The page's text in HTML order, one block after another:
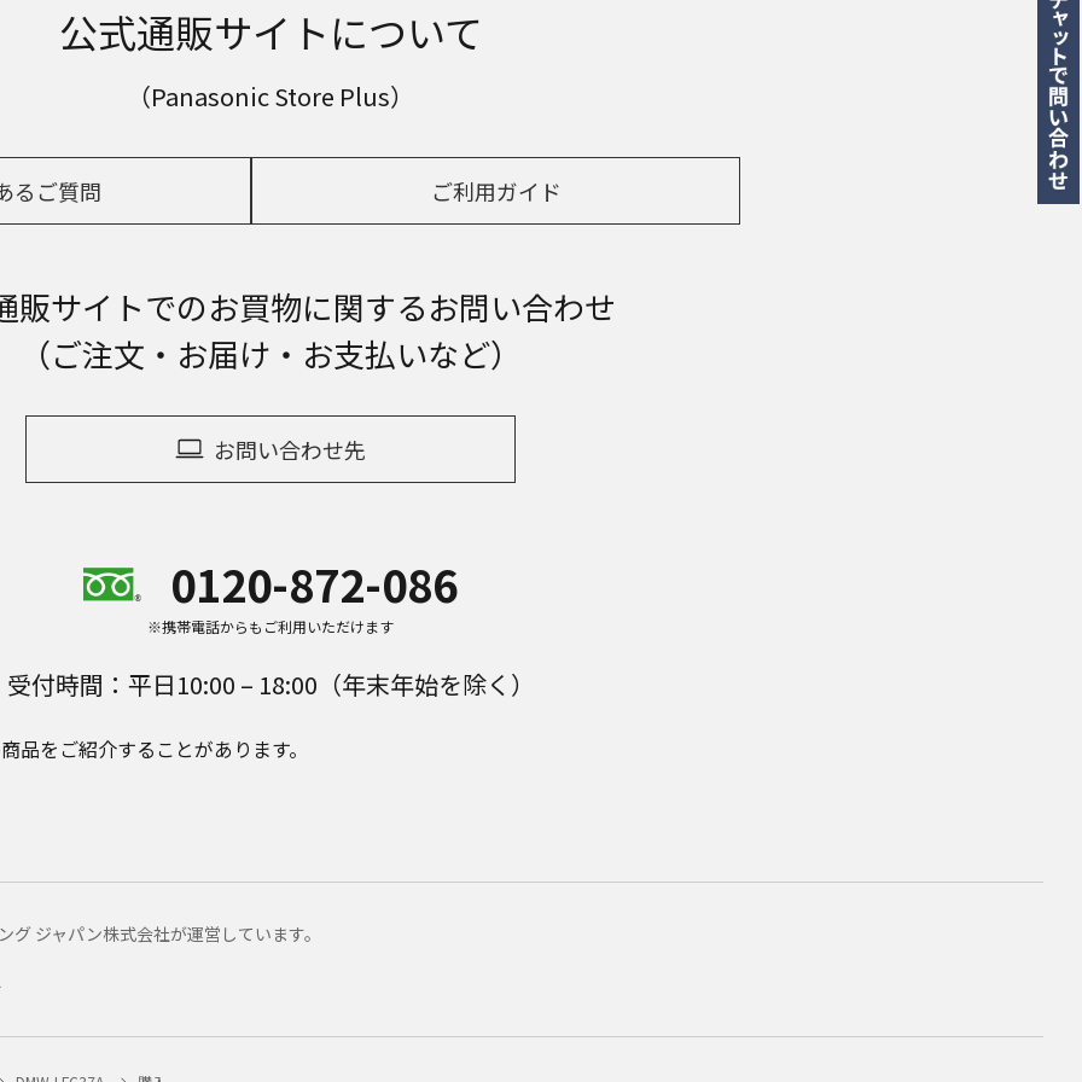
公式通販サイトについて
（Panasonic Store Plus）
るご質問 ご利用ガイド
販サイトでのお買物に関するお問い合わせ
（ご注文・お届け・お支払いなど）
お問い合わせ先
0120-872-086
※携帯電話からもご利用いただけます
受付時間：平日10:00 – 18:00（年末年始を除く）
品をご紹介することがあります。
ジャパン株式会社が運営しています。